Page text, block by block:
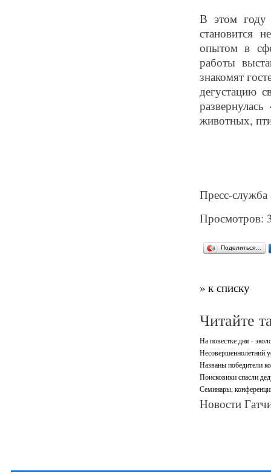
В этом году
становится
опытом в
работы
знакомят
дегустацию
животных,
Пресс-служба
Просмотров:
Поделиться…
» к списку
Читайте
На повестке дня -
Несовершеннолетний
Названы победители
Поисковики спасли
Семинары,
Новости